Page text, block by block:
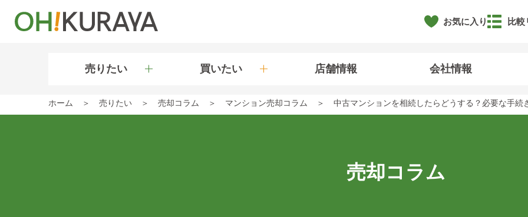
お気に入り 比較
売りたい 買いたい 店舗情報 会社情報
ホーム 売りたい 売却コラム マンション売却コラム 中古マンションを相続したらどうする？必要な手続
売却コラム